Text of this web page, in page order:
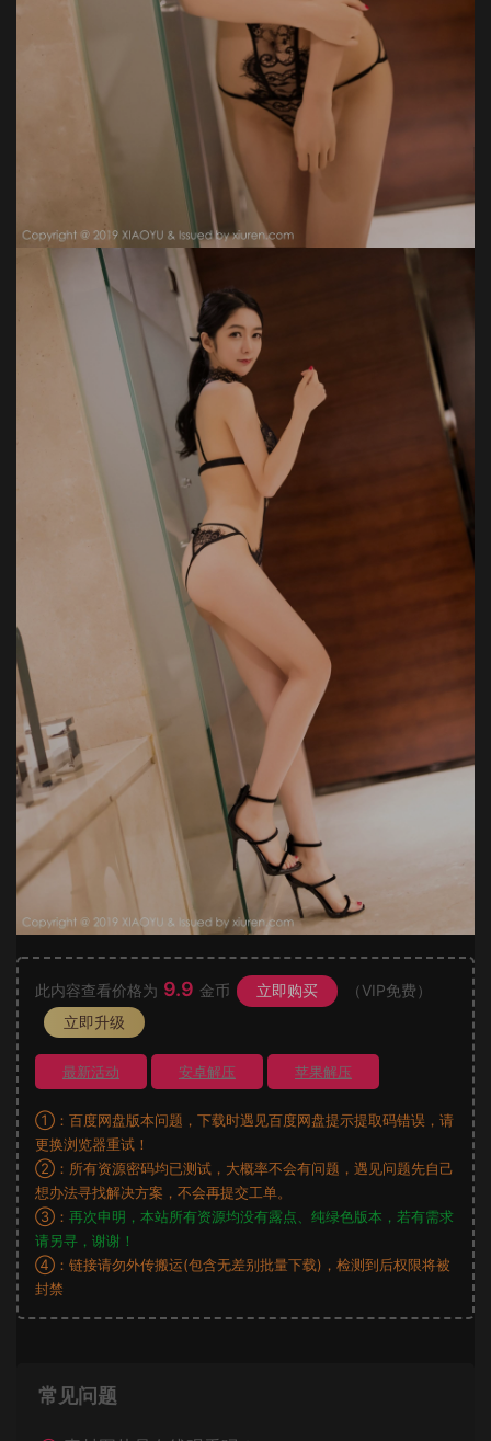
此内容查看价格为 9.9 金币 立即购买
（VIP免费）
立即升级
最新活动 安卓解压 苹果解压
①：百度网盘版本问题，下载时遇见百度网盘提示提取码错误，请
更换浏览器重试！
②：所有资源密码均已测试，大概率不会有问题，遇见问题先自己
想办法寻找解决方案，不会再提交工单。
③： 再次申明，本站所有资源均没有露点、纯绿色版本，若有需求
请另寻，谢谢！
④：链接请勿外传搬运(包含无差别批量下载)，检测到后权限将被
封禁
常见问题